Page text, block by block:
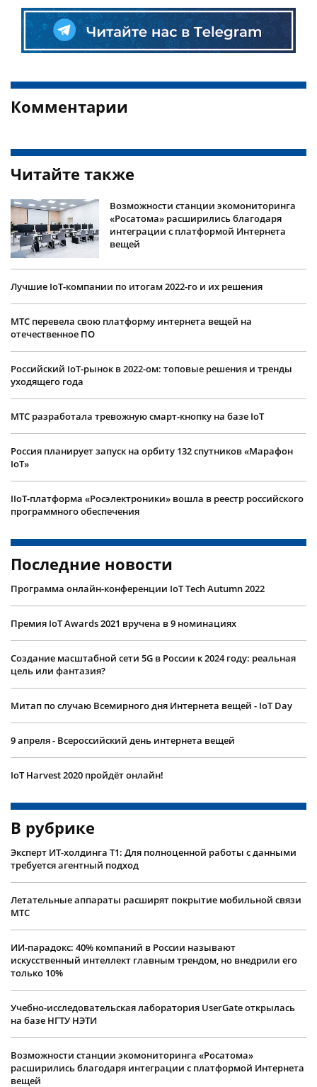
Комментарии
Читайте также
Возможности станции экомониторинга
«Росатома» расширились благодаря
интеграции с платформой Интернета
вещей
Лучшие IoT-компании по итогам 2022-го и их решения
МТС перевела свою платформу интернета вещей на
отечественное ПО
Российский IoT-рынок в 2022-ом: топовые решения и тренды
уходящего года
МТС разработала тревожную смарт-кнопку на базе IoT
Россия планирует запуск на орбиту 132 спутников «Марафон
IoT»
IIoT-платформа «Росэлектроники» вошла в реестр российского
программного обеспечения
Последние новости
Программа онлайн-конференции IoT Tech Autumn 2022
Премия IoT Awards 2021 вручена в 9 номинациях
Создание масштабной сети 5G в России к 2024 году: реальная
цель или фантазия?
Митап по случаю Всемирного дня Интернета вещей - IoT Day
9 апреля - Всероссийский день интернета вещей
IoT Harvest 2020 пройдёт онлайн!
В рубрике
Эксперт ИТ-холдинга Т1: Для полноценной работы с данными
требуется агентный подход
Летательные аппараты расширят покрытие мобильной связи
МТС
ИИ-парадокс: 40% компаний в России называют
искусственный интеллект главным трендом, но внедрили его
только 10%
Учебно-исследовательская лаборатория UserGate открылась
на базе НГТУ НЭТИ
Возможности станции экомониторинга «Росатома»
расширились благодаря интеграции с платформой Интернета
вещей